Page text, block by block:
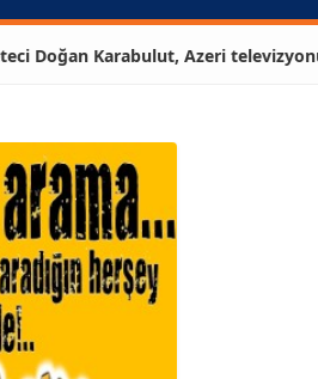
Karabulut, Azeri televizyonuna